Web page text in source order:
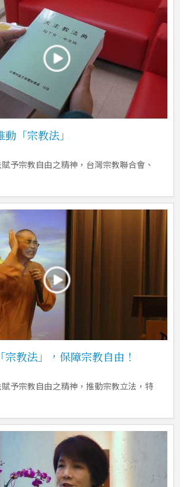
「宗教法」
予宗教自由之精神，台灣宗教聯合會、
教法」，保障宗教自由！
予宗教自由之精神，推動宗教立法，特